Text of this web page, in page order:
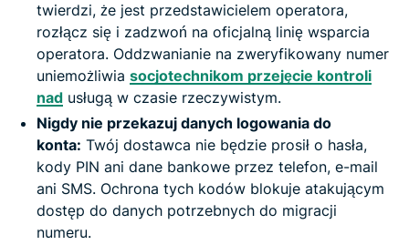
twierdzi, że jest przedstawicielem operatora,
rozłącz się i zadzwoń na oficjalną linię wsparcia
operatora. Oddzwanianie na zweryfikowany numer
uniemożliwia socjotechnikom przejęcie kontroli
nad usługą w czasie rzeczywistym.
Nigdy nie przekazuj danych logowania do
konta: Twój dostawca nie będzie prosił o hasła,
kody PIN ani dane bankowe przez telefon, e-mail
ani SMS. Ochrona tych kodów blokuje atakującym
dostęp do danych potrzebnych do migracji
numeru.